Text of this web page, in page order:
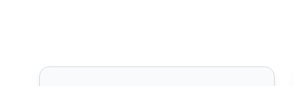
Come aggiungere link affiliati Amazon al canale/video